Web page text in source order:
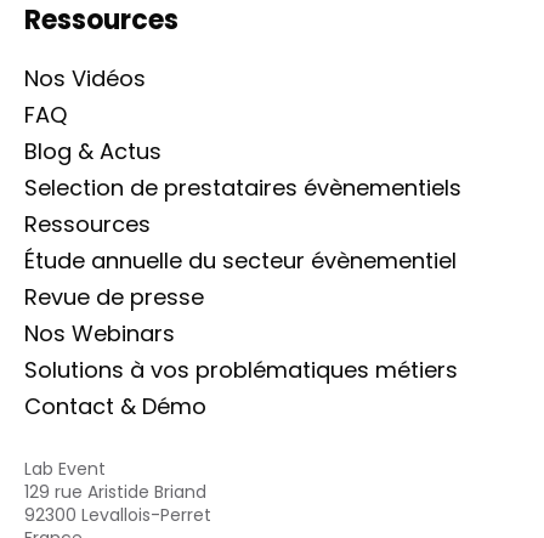
Ressources
Nos Vidéos
FAQ
Blog & Actus
Selection de prestataires évènementiels
Ressources
Étude annuelle du secteur évènementiel
Revue de presse
Nos Webinars
Solutions à vos problématiques métiers
Contact & Démo
Lab Event
129 rue Aristide Briand
92300 Levallois-Perret